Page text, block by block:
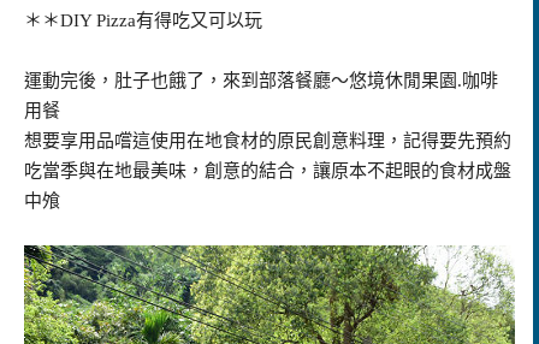
＊＊DIY Pizza有得吃又可以玩
運動完後，肚子也餓了，來到部落餐廳～悠境休閒果園.咖啡
用餐
想要享用品嚐這使用在地食材的原民創意料理，記得要先預約
吃當季與在地最美味，創意的結合，讓原本不起眼的食材成盤
中飧